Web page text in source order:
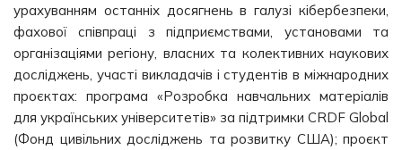
урахуванням останніх досягнень в галузі кібербезпеки,
фахової співпраці з підприємствами, установами та
організаціями регіону, власних та колективних наукових
досліджень, участі викладачів і студентів в міжнародних
проєктах: програма «Розробка навчальних матеріалів
для українських університетів» за підтримки CRDF Global
(Фонд цивільних досліджень та розвитку США); проєкт